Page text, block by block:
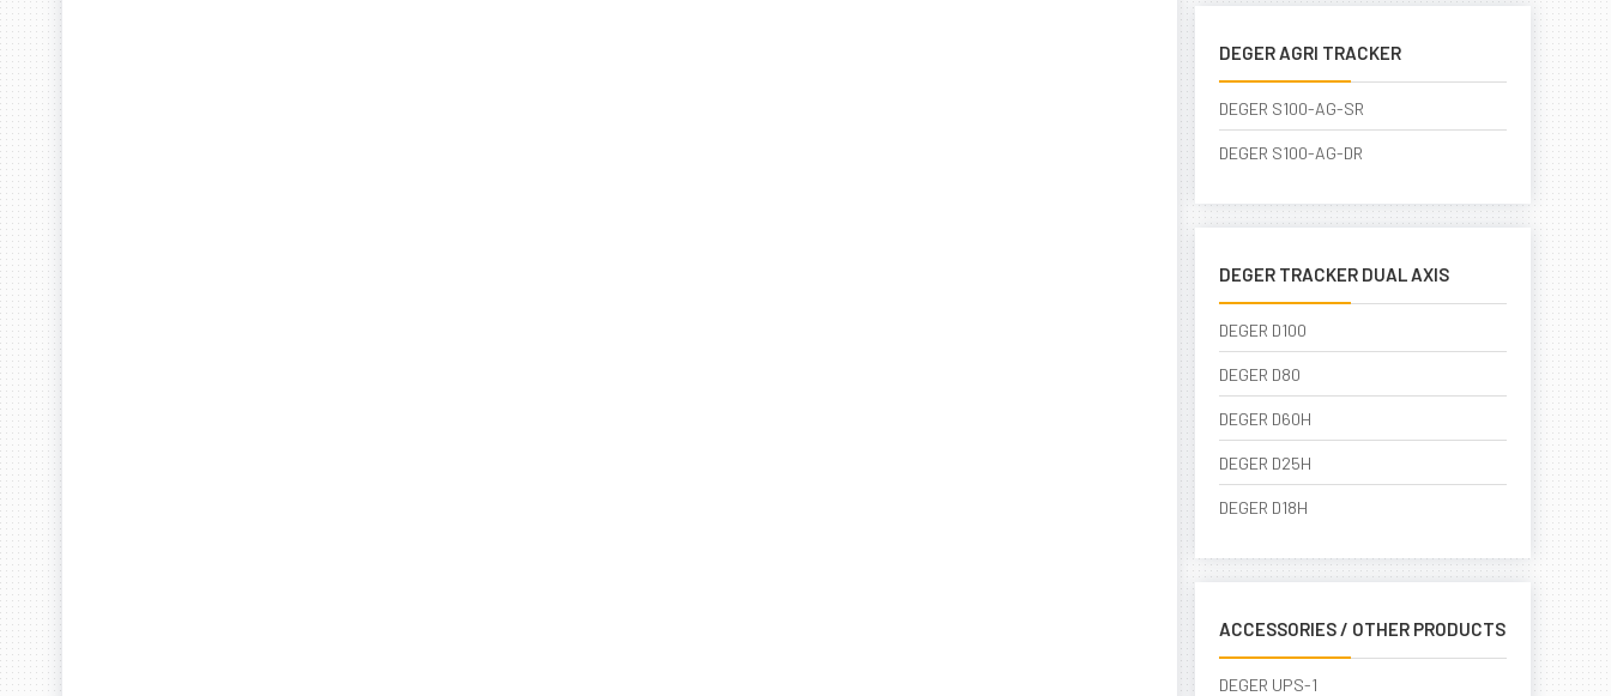
DEGER AGRI TRACKER
DEGER S100-AG-SR
DEGER S100-AG-DR
DEGER TRACKER DUAL AXIS
DEGER D100
DEGER D80
DEGER D60H
DEGER D25H
DEGER D18H
ACCESSORIES / OTHER PRODUCTS
DEGER UPS-1